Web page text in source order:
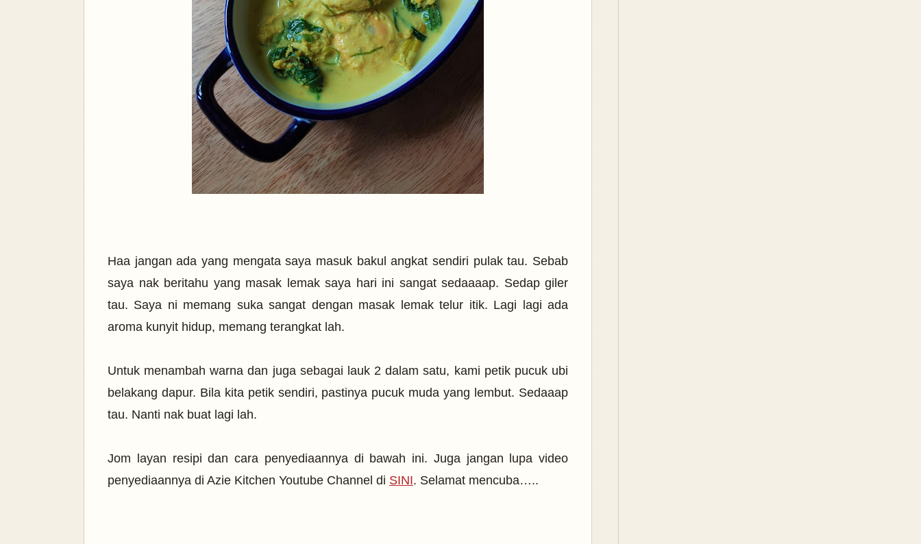
Haa jangan ada yang mengata saya masuk bakul angkat sendiri pulak tau. Sebab
saya nak beritahu yang masak lemak saya hari ini sangat sedaaaap. Sedap giler
tau. Saya ni memang suka sangat dengan masak lemak telur itik. Lagi lagi ada
aroma kunyit hidup, memang terangkat lah.
Untuk menambah warna dan juga sebagai lauk 2 dalam satu, kami petik pucuk ubi
belakang dapur. Bila kita petik sendiri, pastinya pucuk muda yang lembut. Sedaaap
tau. Nanti nak buat lagi lah.
Jom layan resipi dan cara penyediaannya di bawah ini. Juga jangan lupa video
penyediaannya di Azie Kitchen Youtube Channel di SINI. Selamat mencuba…..